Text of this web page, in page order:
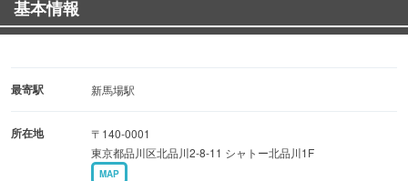
【不動の人気ランキング】
２．麻婆豆腐 （中華の定番）
４．チヂミ（タレまで全て自家製）
５．シュウマイ（やわらかジューシィー）
基本情報
最寄駅 新馬場駅
所在地
〒140-0001
東京都品川区北品川2-8-11 シャトー北品川1F
MAP